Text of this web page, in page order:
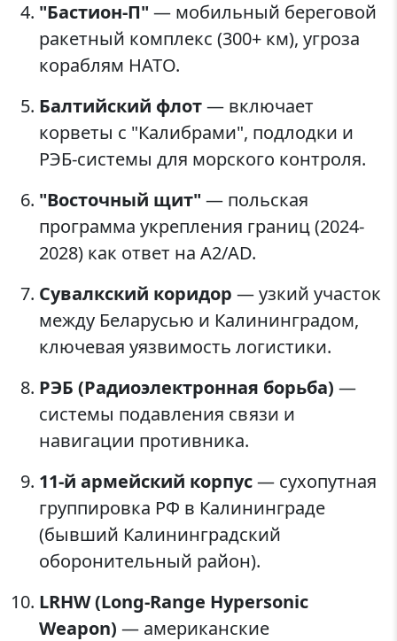
"Бастион-П" — мобильный береговой
ракетный комплекс (300+ км), угроза
кораблям НАТО.
Балтийский флот— включает
корветы с "Калибрами", подлодки и
РЭБ-системы для морского контроля.
"Восточный щит" — польская
программа укрепления границ (2024-
2028) как ответ на A2/AD.
Сувалкский коридор — узкий участок
между Беларусью и Калининградом,
ключевая уязвимость логистики.
РЭБ (Радиоэлектронная борьба) —
системы подавления связи и
навигации противника.
11-й армейский корпус— сухопутная
группировка РФ в Калининграде
(бывший Калининградский
оборонительный район).
LRHW (Long-Range Hypersonic
Weapon) — американские